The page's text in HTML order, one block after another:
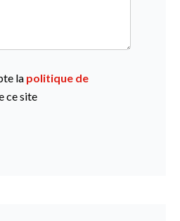
la politique de
ce site